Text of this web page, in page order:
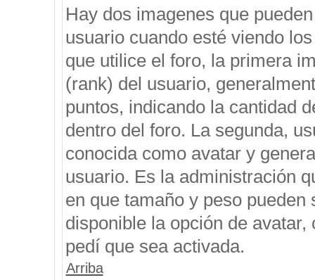
Hay dos imagenes que
usuario cuando esté viendo
que utilice el foro, la primera
(rank) del usuario,
puntos, indicando la cantidad
dentro del foro. La segunda,
conocida como avatar y
usuario. Es la administración
en que tamaño y peso
disponible la opción de
pedí que sea activada.
Arriba